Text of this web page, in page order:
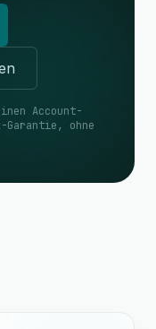
Account-
Garantie, ohne